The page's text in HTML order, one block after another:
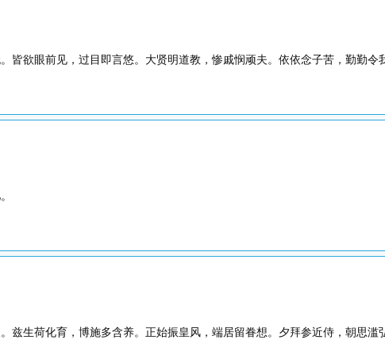
皆欲眼前见，过目即言悠。大贤明道教，惨戚悯顽夫。依依念子苦，勤勤令
兹生荷化育，博施多含养。正始振皇风，端居留眷想。夕拜参近侍，朝思滥